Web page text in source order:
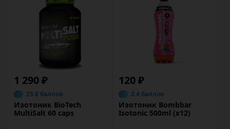
1 290 ₽
25.8 баллов
Изотоник BioTech
MultiSalt 60 caps
120 ₽
2.4 баллов
Изотоник Bombbar
Isotonic 500ml (x12)